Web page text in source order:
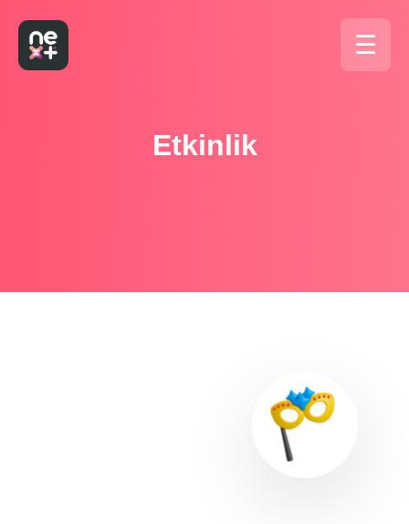
☰
Etkinlik